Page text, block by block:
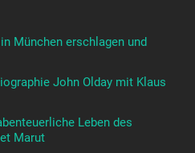
München erschlagen und
John Olday mit Klaus
Leben des
Marut